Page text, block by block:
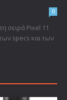
0
σειρά Pixel 11
specs και των